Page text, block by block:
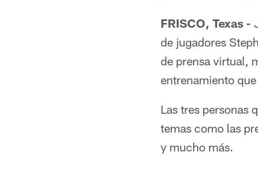
FRISCO, Texas -
de jugadores
de prensa virtual,
entrenamiento
Las tres personas
temas como las
y mucho más.